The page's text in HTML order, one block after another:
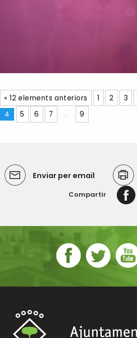
« 12 elements anteriors 1 2
3
4
5 6 7 ... 9
Enviar per email
Compartir